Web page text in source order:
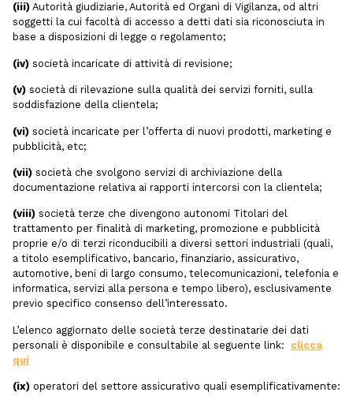
(iii) Autorità giudiziarie, Autorità ed Organi di Vigilanza, od altri
soggetti la cui facoltà di accesso a detti dati sia riconosciuta in
base a disposizioni di legge o regolamento;
(iv) società incaricate di attività di revisione;
(v) società di rilevazione sulla qualità dei servizi forniti, sulla
soddisfazione della clientela;
(vi) società incaricate per l’offerta di nuovi prodotti, marketing e
pubblicità, etc;
(vii) società che svolgono servizi di archiviazione della
documentazione relativa ai rapporti intercorsi con la clientela;
(viii) società terze che divengono autonomi Titolari del
trattamento per finalità di marketing, promozione e pubblicità
proprie e/o di terzi riconducibili a diversi settori industriali (quali,
a titolo esemplificativo, bancario, finanziario, assicurativo,
automotive, beni di largo consumo, telecomunicazioni, telefonia e
informatica, servizi alla persona e tempo libero), esclusivamente
previo specifico consenso dell’interessato.
L’elenco aggiornato delle società terze destinatarie dei dati
personali è disponibile e consultabile al seguente link: clicca
qui
(ix) operatori del settore assicurativo quali esemplificativamente: